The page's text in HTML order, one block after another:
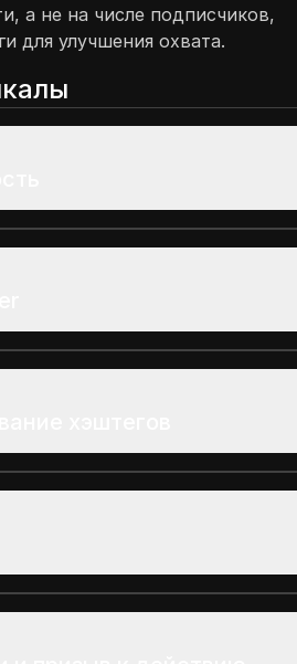
а не на числе подписчиков,
для улучшения охвата.